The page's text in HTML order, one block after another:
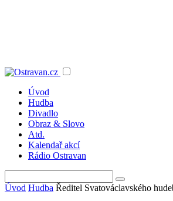
Úvod
Hudba
Divadlo
Obraz & Slovo
Atd.
Kalendař akcí
Rádio Ostravan
Úvod Hudba Ředitel Svatováclavského